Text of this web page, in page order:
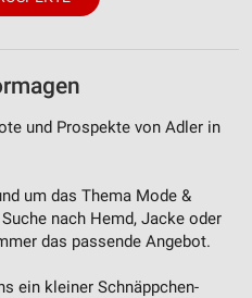
und Prospekte von Adler in
um das Thema Mode &
nach Hemd, Jacke oder
das passende Angebot.
ein kleiner Schnäppchen-